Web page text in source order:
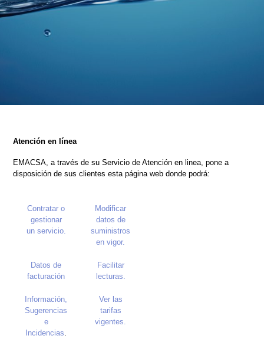
Atención en línea
EMACSA , a través de su Servicio de Atención en linea, pone a
disposición de sus clientes esta página web donde podrá:
Contratar o
gestionar
un servicio.
Modificar
datos de
suministros
en vigor.
Datos de
facturación
Facilitar
lecturas.
Información,
Sugerencias
e
Incidencias
Ver las
tarifas
vigentes.